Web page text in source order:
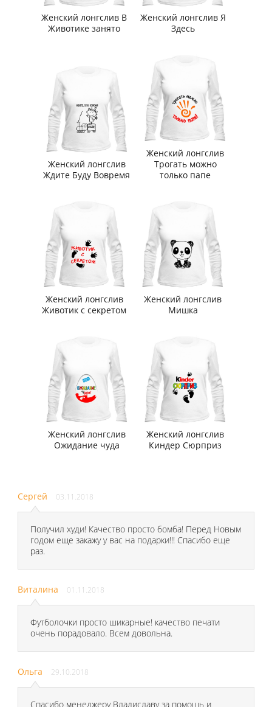
Женский лонгслив В
Животике занято
Женский лонгслив Я
Здесь
Женский лонгслив
Ждите Буду Вовремя
Женский лонгслив
Трогать можно
только папе
Женский лонгслив
Животик с секретом
Женский лонгслив
Мишка
Женский лонгслив
Ожидание чуда
Женский лонгслив
Киндер Сюрприз
Сергей 03.11.2018
Получил худи! Качество просто бомба! Перед Новым
годом еще закажу у вас на подарки!!! Спасибо еще
раз.
Виталина 01.11.2018
Футболочки просто шикарные! качество печати
очень порадовало. Всем довольна.
Ольга 29.10.2018
Спасибо менеджеру Владиславу за помощь и